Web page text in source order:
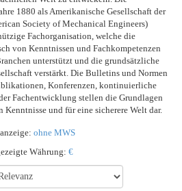
1880 als Amerikanische Gesellschaft der
Society of Mechanical Engineers)
Fachorganisation, welche die
von Kenntnissen und Fachkompetenzen
unterstützt und die grundsätzliche
verstärkt. Die Bulletins und Normen
Konferenzen, kontinuierliche
Fachentwicklung stellen die Grundlagen
und für eine sicherere Welt dar.
ohne MWS
Währung: €